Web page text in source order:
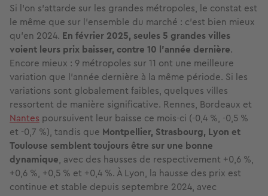
Si l’on s’attarde sur les grandes métropoles, le constat est
le même que sur l’ensemble du marché : c’est bien mieux
qu’en 2024. En février 2025, seules 5 grandes villes
voient leurs prix baisser, contre 10 l’année dernière.
Encore mieux : 9 métropoles sur 11 ont une meilleure
variation que l’année dernière à la même période. Si les
variations sont globalement faibles, quelques villes
ressortent de manière significative. Rennes, Bordeaux et
Nantes poursuivent leur baisse ce mois-ci (-0,4 %, -0,5 %
et -0,7 %), tandis que Montpellier, Strasbourg, Lyon et
Toulouse semblent toujours être sur une bonne
dynamique, avec des hausses de respectivement +0,6 %,
+0,6 %, +0,5 % et +0,4 %. À Lyon, la hausse des prix est
continue et stable depuis septembre 2024, avec